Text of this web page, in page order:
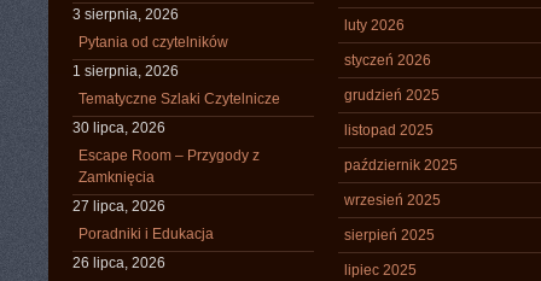
3 sierpnia, 2026
Pytania od czytelników
1 sierpnia, 2026
Tematyczne Szlaki Czytelnicze
30 lipca, 2026
Escape Room – Przygody z
Zamknięcia
27 lipca, 2026
Poradniki i Edukacja
26 lipca, 2026
luty 2026
styczeń 2026
grudzień 2025
listopad 2025
październik 2025
wrzesień 2025
sierpień 2025
lipiec 2025